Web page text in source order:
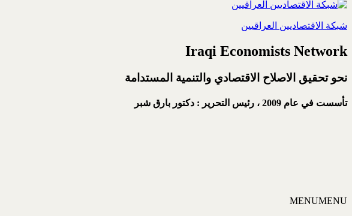
شبكة الاقتصاديين العراقيين
Iraqi Economists Network
نحو تحقيق الاصلاح الاقتصادي والتنمية المستدامة
تأسست في عام 2009 ، رئيس التحرير : دكتور بارق شبر
MENUMENU